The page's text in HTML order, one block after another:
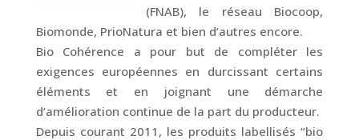
(FNAB), le réseau Biocoop,
Biomonde, PrioNatura et bien d’autres encore.
Bio Cohérence a pour but de compléter les
exigences européennes en durcissant certains
éléments et en joignant une démarche
d’amélioration continue de la part du producteur.
Depuis courant 2011, les produits labellisés “bio